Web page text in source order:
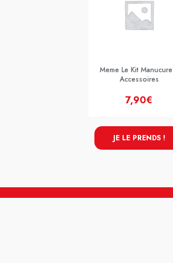
Meme Le Kit
Accessoires
7,90€
JE LE PRENDS !